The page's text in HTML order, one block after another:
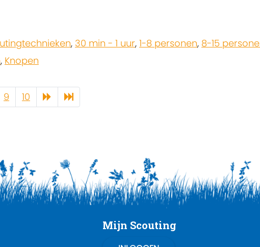
, 30 min - 1 uur, 1-8 personen, 8-15
, Knopen
9 10
Mijn Scouting